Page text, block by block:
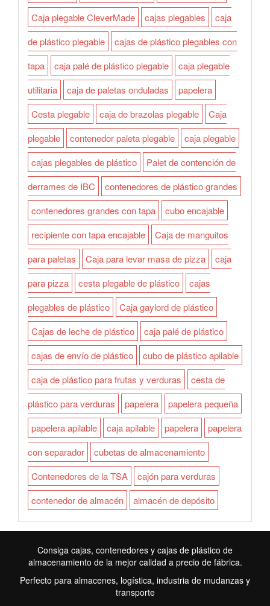
Caja plegable CleverMade
cajas plegables
caja
de plástico plegable
cajas de plástico plegables con
tapa
caja palé de plástico plegable
caja plegable
utilitaria
caja de paletas onduladas
papelera
Cesta plegable
caja de brazolas plegable
Caja
plegable
contenedor paleta plegable
caja plegable
cajas plegables de plástico
Palet de contención de
derrames de IBC
contenedores de plástico grandes
contenedores grandes con tapa
cubo encajable
recipiente con tapa encajable
Caja de manguitos
para paletas
Caja para levar masa de pizza
caja
para pizza
cesta plegable de plástico
cajas
plegables de plástico
Caja gaylord de plástico
Cajas de leche de plástico
caja palé de plástico
cajas de envío de plástico
cubo de plástico apilable
caja de plástico para frutas y verduras
cesta de
plástico para verduras
papelera
papelera pequeña
papelera apilable
caja apilable papelera
papelera
con separador
cubetas de almacenamiento
Contenedores de la TSA
cajón para verduras
contenedor de almacén
almacén de depósito
Consiga cajas, contenedores y cajas de plástico de
almacenamiento de la mejor calidad a precio de fábrica.
Perfecto para almacenes, logística, industria de mudanzas y
transporte